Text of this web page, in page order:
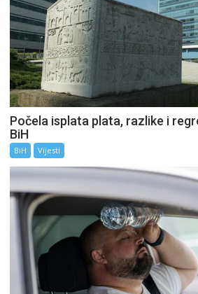
Počela isplata plata, razlike i
BiH
BiH Vijesti